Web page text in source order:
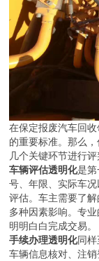
在保定报废汽车回
的重要标准。那么
几个关键环节进行评
车辆评估透明化是
号、年限、实际车
评估。车主需要了
多种因素影响。专
明明白白完成交易。
手续办理透明化同
车辆信息核对、注